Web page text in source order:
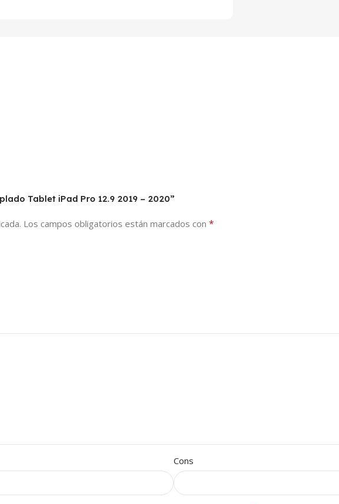
Tablet iPad Pro 12.9 2019 – 2020”
Los campos obligatorios están marcados con *
Cons